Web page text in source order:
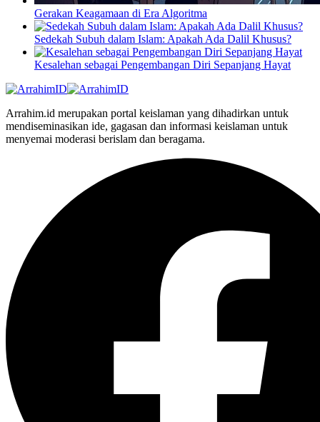
Gerakan Keagamaan di Era Algoritma
Sedekah Subuh dalam Islam: Apakah Ada Dalil Khusus?
Kesalehan sebagai Pengembangan Diri Sepanjang Hayat
Arrahim.id merupakan portal keislaman yang dihadirkan untuk
mendiseminasikan ide, gagasan dan informasi keislaman untuk
menyemai moderasi berislam dan beragama.